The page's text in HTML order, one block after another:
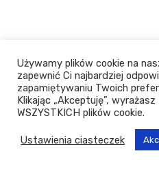
Używamy plików cookie na
zapewnić Ci najbardziej
zapamiętywaniu Twoich
Klikając „Akceptuję”,
WSZYSTKICH plików cookie.
Ustawienia ciasteczek